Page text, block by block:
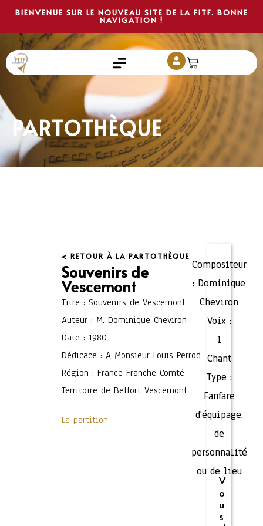
BIENVENUE SUR LE NOUVEAU SITE DE LA FITF. BONNE
NAVIGATION !
PARTOTHÈQUE
< RETOUR À LA PARTOTHÈQUE
Souvenirs de
Vescemont
Titre : Souvenirs de Vescemont
Auteur : M. Dominique Cheviron
Date : 1980
Dédicace : A Monsieur Louis Perrod
Région : France Franche-Comté
Territoire de Belfort Vescemont
La partition
Compositeur
: Dominique
Cheviron
Voix :
1
Chant
Type :
Fanfare
d'équipage,
de
personnalité
ou de lieu
V
o
u
s